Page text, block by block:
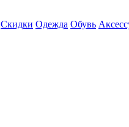
Скидки Одежда Обувь